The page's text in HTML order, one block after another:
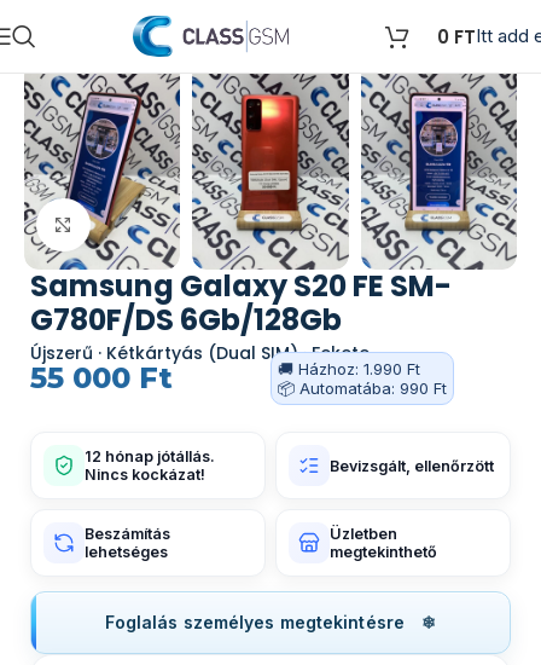
0 FTItt add
Kattints a nagyításhoz
Samsung Galaxy S20 FE SM-
G780F/DS 6Gb/128Gb
Újszerű · Kétkártyás (Dual SIM) · Fekete
55 000 Ft
🚚 Házhoz: 1.990 Ft
📦 Automatába: 990 Ft
12 hónap jótállás.
Nincs kockázat!
Bevizsgált, ellenőrzött
Beszámítás
lehetséges
Üzletben
megtekinthető
Foglalás személyes megtekintésre